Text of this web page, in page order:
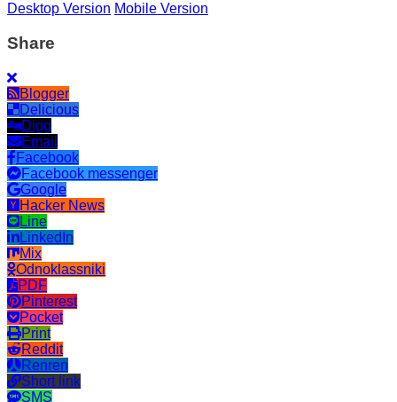
Desktop Version Mobile Version
Share
Blogger
Delicious
Digg
Email
Facebook
Facebook messenger
Google
Hacker News
Line
LinkedIn
Mix
Odnoklassniki
PDF
Pinterest
Pocket
Print
Reddit
Renren
Short link
SMS